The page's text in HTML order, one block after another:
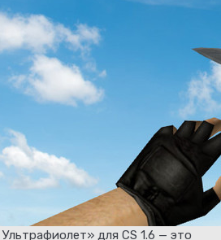
для CS 1.6 — это